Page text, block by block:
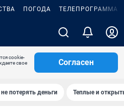
ПОГОДА ТЕЛЕПРОГРАММА
cookie-
свое
Согласен
потерять деньги Теплые и